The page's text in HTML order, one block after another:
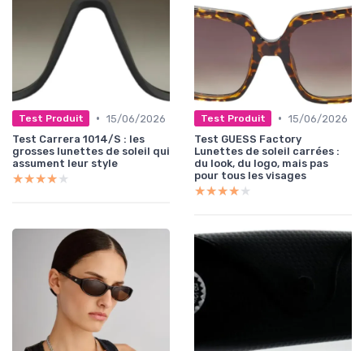
Test Produit • 15/06/2026
Test Carrera 1014/S : les
grosses lunettes de soleil qui
assument leur style
★★★★★
★★★★★
Test Produit • 15/06/2026
Test GUESS Factory
Lunettes de soleil carrées :
du look, du logo, mais pas
pour tous les visages
★★★★★
★★★★★